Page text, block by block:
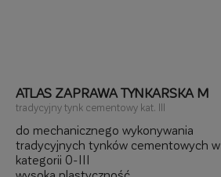
ATLAS ZAPRAWA TYNKARSKA M
tradycyjny tynk cementowy kat. III
do mechanicznego wykonywania
tradycyjnych tynków cementowych w
kategorii 0-III